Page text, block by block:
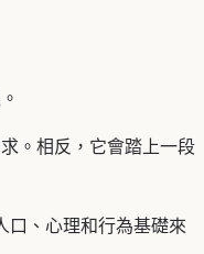
。相反，它會踏上一段
口、心理和行為基礎來